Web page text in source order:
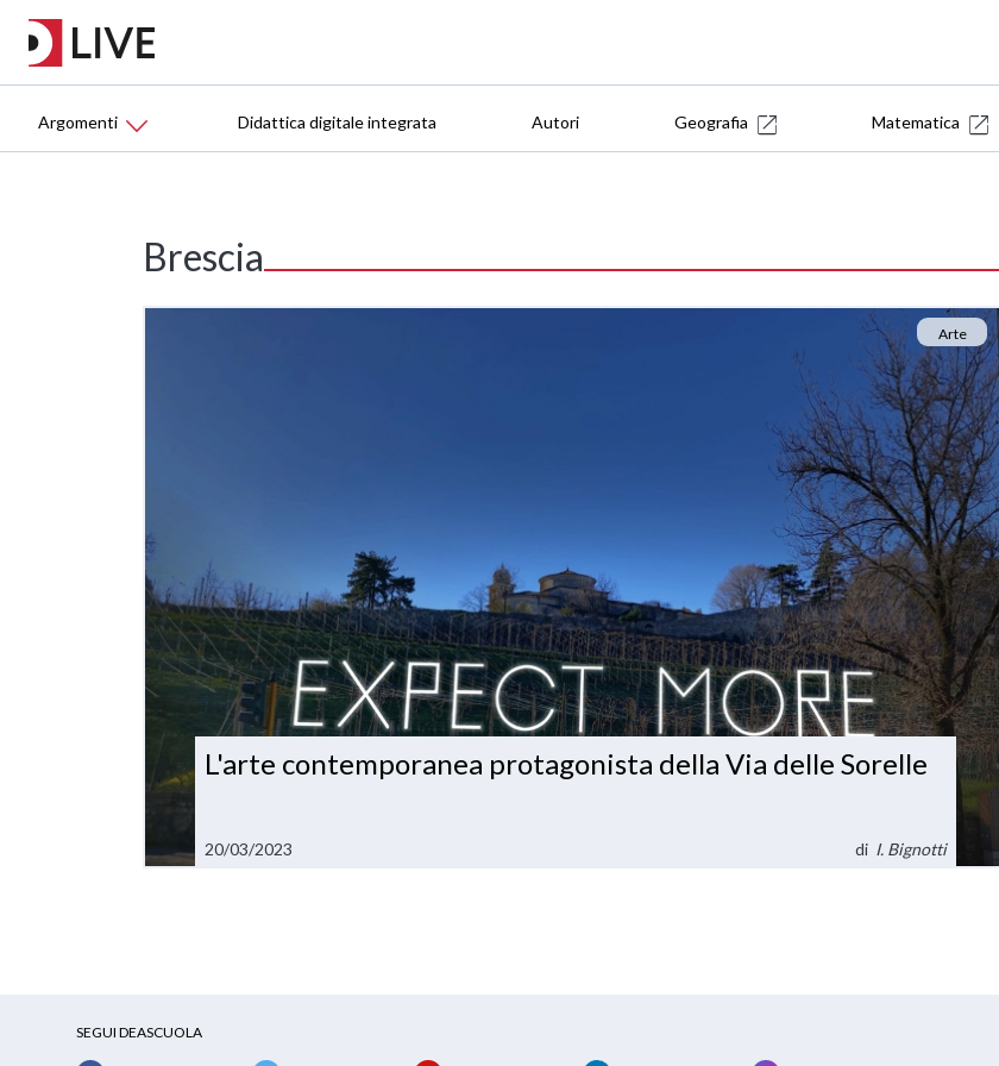
Argomenti Didattica digitale integrata Autori Geografia Matematica
Brescia
Arte
L'arte contemporanea protagonista della Via delle Sorelle
20/03/2023 di I. Bignotti
SEGUI DEASCUOLA